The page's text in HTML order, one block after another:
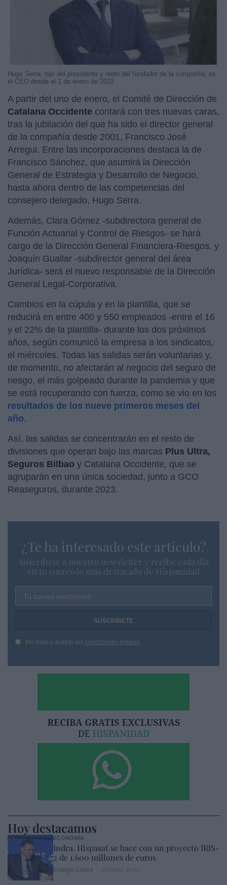
Hugo Serra, hijo del presidente y nieto del fundador de la compañía, es
el CEO desde el 1 de enero de 2022
A partir del uno de enero, el Comité de Dirección de
Catalana Occidente contará con tres nuevas caras,
tras la jubilación del que ha sido el director general
de la compañía desde 2001, Francisco José
Arregui. Entre las incorporaciones destaca la de
Francisco Sánchez, que asumirá la Dirección
General de Estrategia y Desarrollo de Negocio,
hasta ahora dentro de las competencias del
consejero delegado, Hugo Serra.
Además, Clara Gómez -subdirectora general de
Función Actuarial y Control de Riesgos- se hará
cargo de la Dirección General Financiera-Riesgos, y
Joaquín Guallar -subdirector general del área
Jurídica- será el nuevo responsable de la Dirección
General Legal-Corporativa.
Cambios en la cúpula y en la plantilla, que se
reducirá en entre 400 y 550 empleados -entre el 16
y el 22% de la plantilla- durante los dos próximos
años, según comunicó la empresa a los sindicatos,
el miércoles. Todas las salidas serán voluntarias y,
de momento, no afectarán al negocio del seguro de
riesgo, el más golpeado durante la pandemia y que
se está recuperando con fuerza, como se vio en los
resultados de los nueve primeros meses del
año.
Así, las salidas se concentrarán en el resto de
divisiones que operan bajo las marcas Plus Ultra,
Seguros Bilbao y Catalana Occidente, que se
agruparán en una única sociedad, junto a GCO
Reaseguros, durante 2023.
¿Te ha interesado este artículo?
Suscríbete a nuestro newsletter y recibe cada dia
en tu correo lo más destacado de Hispanidad
Tu correo electrónico...
He leído y acepto las condiciones legales
Hoy destacamos
ECONOMÍA
Indra. Hispasat se hace con un proyecto IRIS-
2 de 1.600 millones de euros